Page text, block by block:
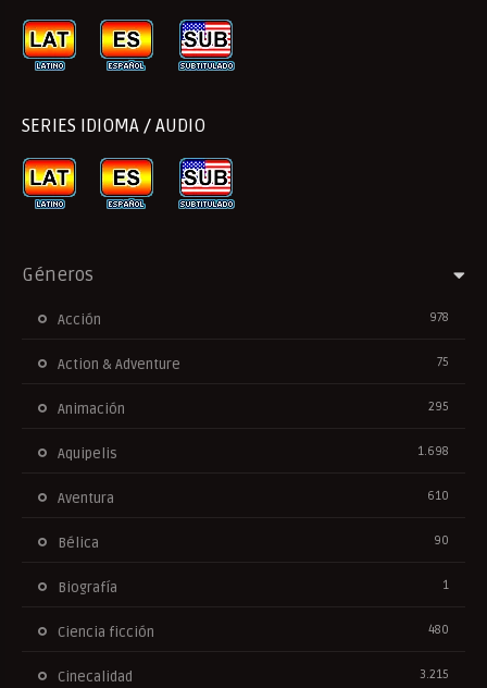
SERIES IDIOMA / AUDIO
Géneros
Acción 978
Action & Adventure 75
Animación 295
Aquipelis 1.698
Aventura 610
Bélica 90
Biografía 1
Ciencia ficción 480
Cinecalidad 3.215